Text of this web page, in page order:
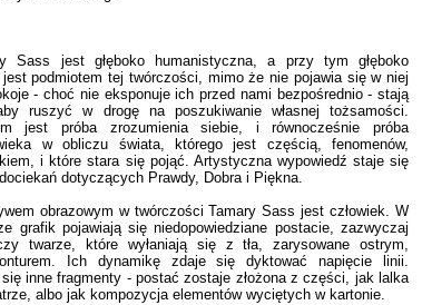
Sass jest głęboko humanistyczna, a przy tym głęboko
podmiotem tej twórczości, mimo że nie pojawia się w niej
- choć nie eksponuje ich przed nami bezpośrednio - stają
ruszyć w drogę na poszukiwanie własnej tożsamości.
jest próba zrozumienia siebie, i równocześnie próba
w obliczu świata, którego jest częścią, fenomenów,
i które stara się pojąć. Artystyczna wypowiedź staje się
dotyczących Prawdy, Dobra i Piękna.
obrazowym w twórczości Tamary Sass jest człowiek. W
grafik pojawiają się niedopowiedziane postacie, zazwyczaj
twarze, które wyłaniają się z tła, zarysowane ostrym,
Ich dynamikę zdaje się dyktować napięcie linii.
inne fragmenty - postać zostaje złożona z części, jak lalka
albo jak kompozycja elementów wyciętych w kartonie.